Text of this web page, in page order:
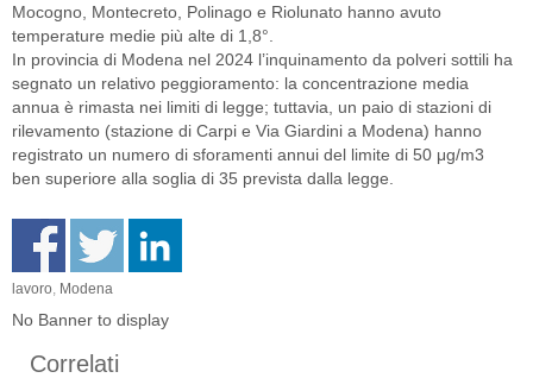
Mocogno, Montecreto, Polinago e Riolunato hanno avuto
temperature medie più alte di 1,8°.
In provincia di Modena nel 2024 l’inquinamento da polveri sottili ha
segnato un relativo peggioramento: la concentrazione media
annua è rimasta nei limiti di legge; tuttavia, un paio di stazioni di
rilevamento (stazione di Carpi e Via Giardini a Modena) hanno
registrato un numero di sforamenti annui del limite di 50 μg/m3
ben superiore alla soglia di 35 prevista dalla legge.
lavoro Modena
No Banner to display
Correlati